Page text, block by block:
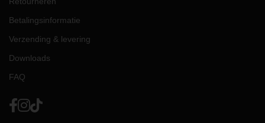
Betalingsinformatie
Verzending & levering
Downloads
FAQ